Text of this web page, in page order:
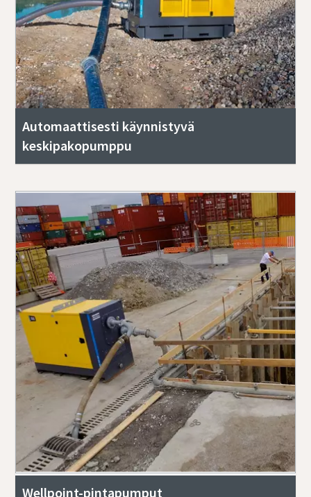
Automaattisesti käynnistyvä
keskipakopumppu
Wellpoint-pintapumput